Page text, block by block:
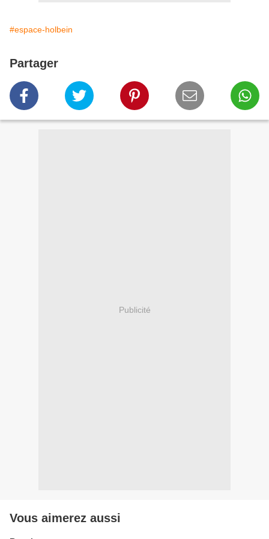
#espace-holbein
Partager
Publicité
Vous aimerez aussi